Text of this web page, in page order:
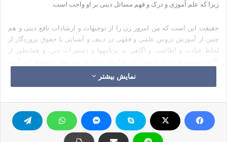
زیرا که علم آموزی و درک و فهم مسائل دینی بر او واجب است.
حقیقت این است که من امروز زن را از توجیهات و ارشادات نافع دینی و هم
چنین از آموزش دروس علمی و فقهی در دینف و آشنایی با حقوق پروردگار از
لحاظ عبادت و اطاعت، و اگاهی به برنامه­ها و دستورات دین، و همانطور از
مسائل را به همسرش یاد می دهد،
و نه زن به دنبال کسب علم و دانش در
گردند؛ بهتر است که به مسجد بروند؛ در غیر این صورت، نماز
خواندنشان در
منزل بهتر است، و در هر صورت مشتاق و علاقمند بود که د رمسجد نماز بخواند،
نمایش بیشتر